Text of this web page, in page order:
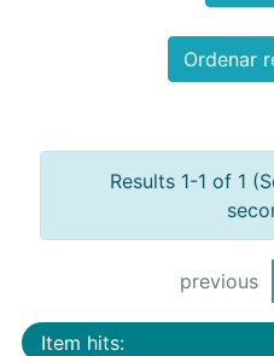
Ordenar
Results 1-1 of 1
previous
Item hits: